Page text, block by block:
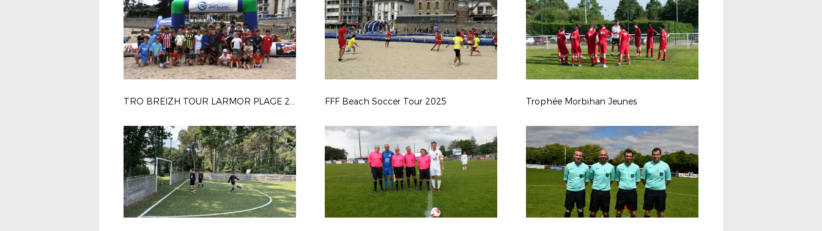
TRO BREIZH TOUR LARMOR PLAGE 2025 FFF Beach Soccer Tour 2025 Trophée Morbihan Jeunes